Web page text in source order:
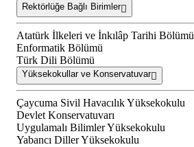
Rektörlüğe Bağlı Birimler
Atatürk İlkeleri ve İnkılâp Tarihi Bölümü
Enformatik Bölümü
Türk Dili Bölümü
Yüksekokullar ve Konservatuvar
Çaycuma Sivil Havacılık Yüksekokulu
Devlet Konservatuvarı
Uygulamalı Bilimler Yüksekokulu
Yabancı Diller Yüksekokulu